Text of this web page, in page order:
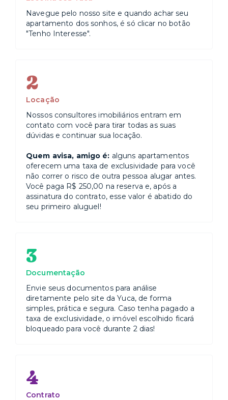
Navegue pelo nosso site e quando achar seu
apartamento dos sonhos, é só clicar no botão
"Tenho Interesse".
2
Locação
Nossos consultores imobiliários entram em
contato com você para tirar todas as suas
dúvidas e continuar sua locação.
Quem avisa, amigo é: alguns apartamentos
oferecem uma taxa de exclusividade para você
não correr o risco de outra pessoa alugar antes.
Você paga R$ 250,00 na reserva e, após a
assinatura do contrato, esse valor é abatido do
seu primeiro aluguel!
3
Documentação
Envie seus documentos para análise
diretamente pelo site da Yuca, de forma
simples, prática e segura. Caso tenha pagado a
taxa de exclusividade, o imóvel escolhido ficará
bloqueado para você durante 2 dias!
4
Contrato